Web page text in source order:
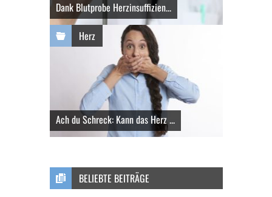
Dank Blutprobe Herzinsuffizien...
Herz
Ach du Schreck: Kann das Herz ...
BELIEBTE BEITRÄGE